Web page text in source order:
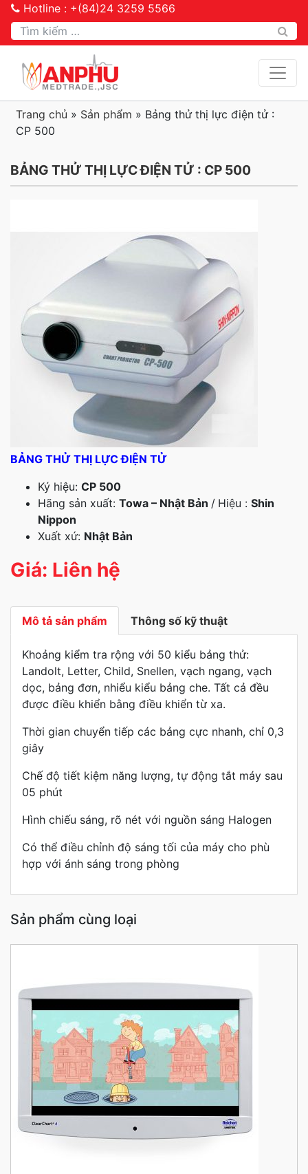
Hotline : +(84)24 3259 5566
Tìm kiếm
Trang chủ » Sản phẩm » Bảng thử thị lực điện tử :
CP 500
BẢNG THỬ THỊ LỰC ĐIỆN TỬ : CP 500
BẢNG THỬ THỊ LỰC ĐIỆN TỬ
Ký hiệu: CP 500
Hãng sản xuất: Towa – Nhật Bản / Hiệu : Shin
Nippon
Xuất xứ: Nhật Bản
Giá: Liên hệ
Mô tả sản phẩm Thông số kỹ thuật
Khoảng kiểm tra rộng với 50 kiểu bảng thử:
Landolt, Letter, Child, Snellen, vạch ngang, vạch
dọc, bảng đơn, nhiểu kiểu bảng che. Tất cả đều
được điều khiển bằng điều khiển từ xa.
Thời gian chuyển tiếp các bảng cực nhanh, chỉ 0,3
giây
Chế độ tiết kiệm năng lượng, tự động tắt máy sau
05 phút
Hình chiếu sáng, rõ nét với nguồn sáng Halogen
Có thể điều chỉnh độ sáng tối của máy cho phù
hợp với ánh sáng trong phòng
Sản phẩm cùng loại